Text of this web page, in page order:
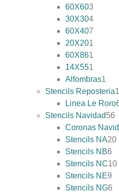
60X603
30X304
60X407
20X201
60X861
14X551
Alfombras1
Stencils Reposteria
Linea Le Roro
Stencils Navidad56
Coronas
Stencils NA20
Stencils NB6
Stencils NC10
Stencils NE9
Stencils NG6